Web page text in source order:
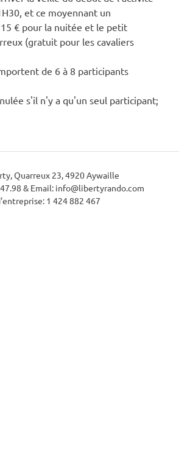
et ce moyennant un
€ pour la nuitée et le petit
(gratuit pour les cavaliers
de 6 à 8 participants
s'il n'y a qu'un seul participant;
Quarreux 23, 4920 Aywaille
& Email: info@libertyrando.com
1 424 882 467